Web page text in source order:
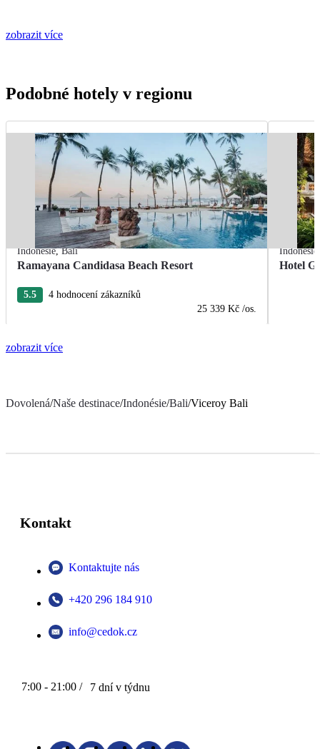
zobrazit více
Podobné hotely v regionu
Indonésie,Bali
Ramayana Candidasa Beach Resort
5.5
4 hodnocení zákazníků
25 339 Kč /os.
Indonésie
Hotel
zobrazit více
Dovolená/Naše destinace/Indonésie/Bali/Viceroy Bali
Kontakt
Kontaktujte nás
+420 296 184 910
info@cedok.cz
7:00 - 21:00 / 7 dní v týdnu